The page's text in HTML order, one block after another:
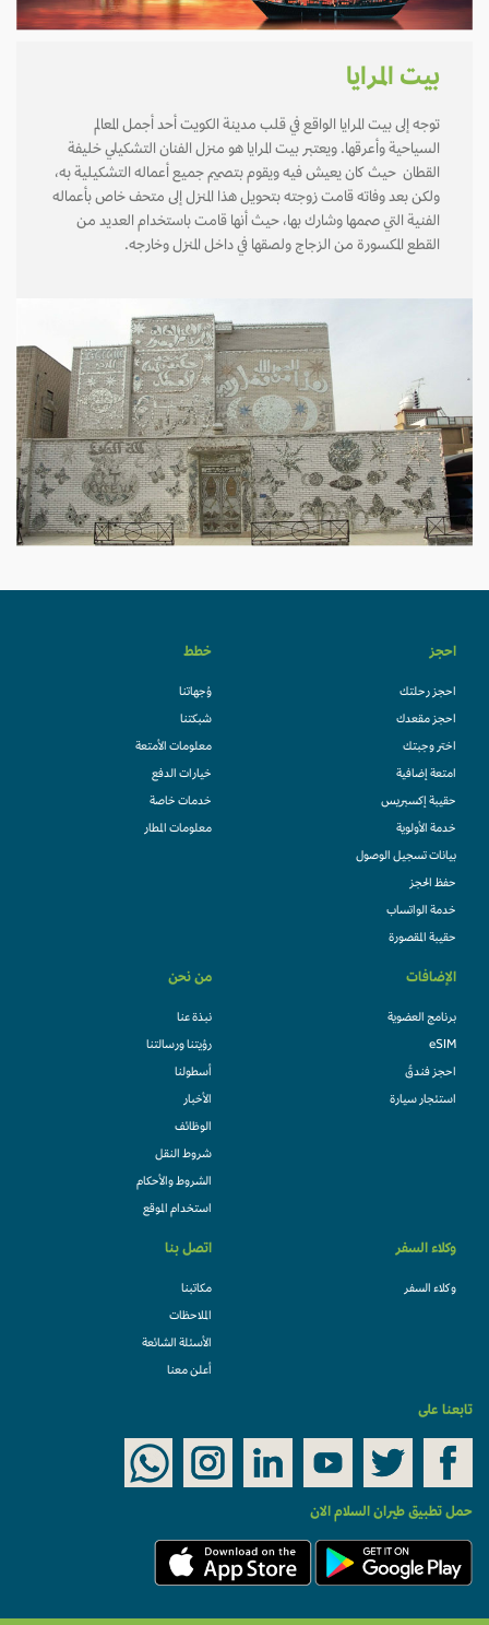
بيت المرايا
توجه إلى بيت المرايا الواقع في قلب مدينة الكويت أحد أجمل المعالم
السياحية وأعرقها. ويعتبر بيت المرايا هو منزل الفنان التشكيلي خليفة
القطان حيث كان يعيش فيه ويقوم بتصميم جميع أعماله التشكيلية به،
ولكن بعد وفاته قامت زوجته بتحويل هذا المنزل إلى متحف خاص بأعماله
الفنية التي صممها وشارك بها، حيث أنها قامت باستخدام العديد من
القطع المكسورة من الزجاج ولصقها في داخل المنزل وخارجه.
احجز
احجز رحلتك
احجز مقعدك
اختر وجبتك
امتعة إضافية
حقيبة إكسبريس
خدمة الأولوية
بيانات تسجيل الوصول
حفظ الحجز
خدمة الواتساب
حقيبة المقصورة
خطط
وُجهاتنا
شبكتنا
معلومات الأمتعة
خيارات الدفع
خدمات خاصة
معلومات المطار
الإضافات
برنامج العضوية
eSIM
احجز فندقً
استئجار سيارة
من نحن
نبذة عنا
رؤيتنا ورسالتنا
أسطولنا
الأخبار
الوظائف
شروط النقل
الشروط والأحكام
استخدام الموقع
وكلاء السفر
وكلاء السفر
اتصل بنا
مكاتبنا
الملاحظات
الأسئلة الشائعة
أعلن معنا
تابعنا على
حمل تطبيق طيران السلام الان